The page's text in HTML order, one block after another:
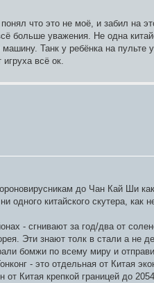
что это не моё, и забил на
больше уважения. Не одна
Танк у ребёнка на пульте
всё ок.
до Чан Кай Ши
одного китайского скутера, как
- сгнивают за год/два от
Эти знают толк в стали а не
бомжи по всему миру и
- это отдельная от Китая
от Китая крепкой границей до